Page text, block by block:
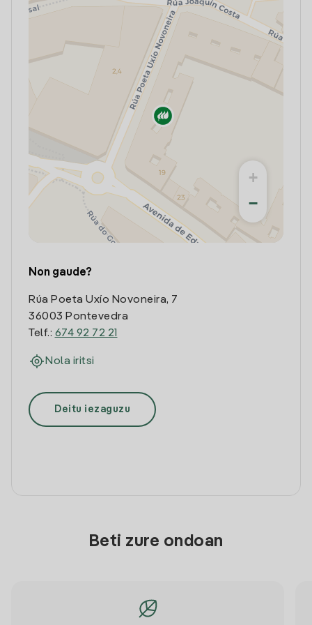
+
−
Non gaude?
Rúa Poeta Uxío Novoneira, 7
36003 Pontevedra
Telf.: 674 92 72 21
Nola iritsi
Deitu iezaguzu
Beti zure ondoan